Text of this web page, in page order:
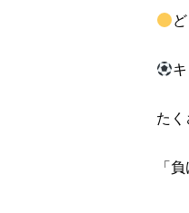
たく
「